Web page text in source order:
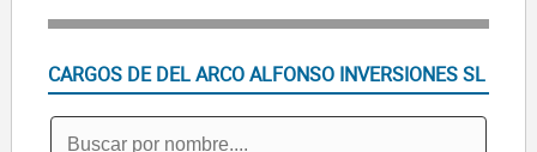
CARGOS DE DEL ARCO ALFONSO INVERSIONES SL